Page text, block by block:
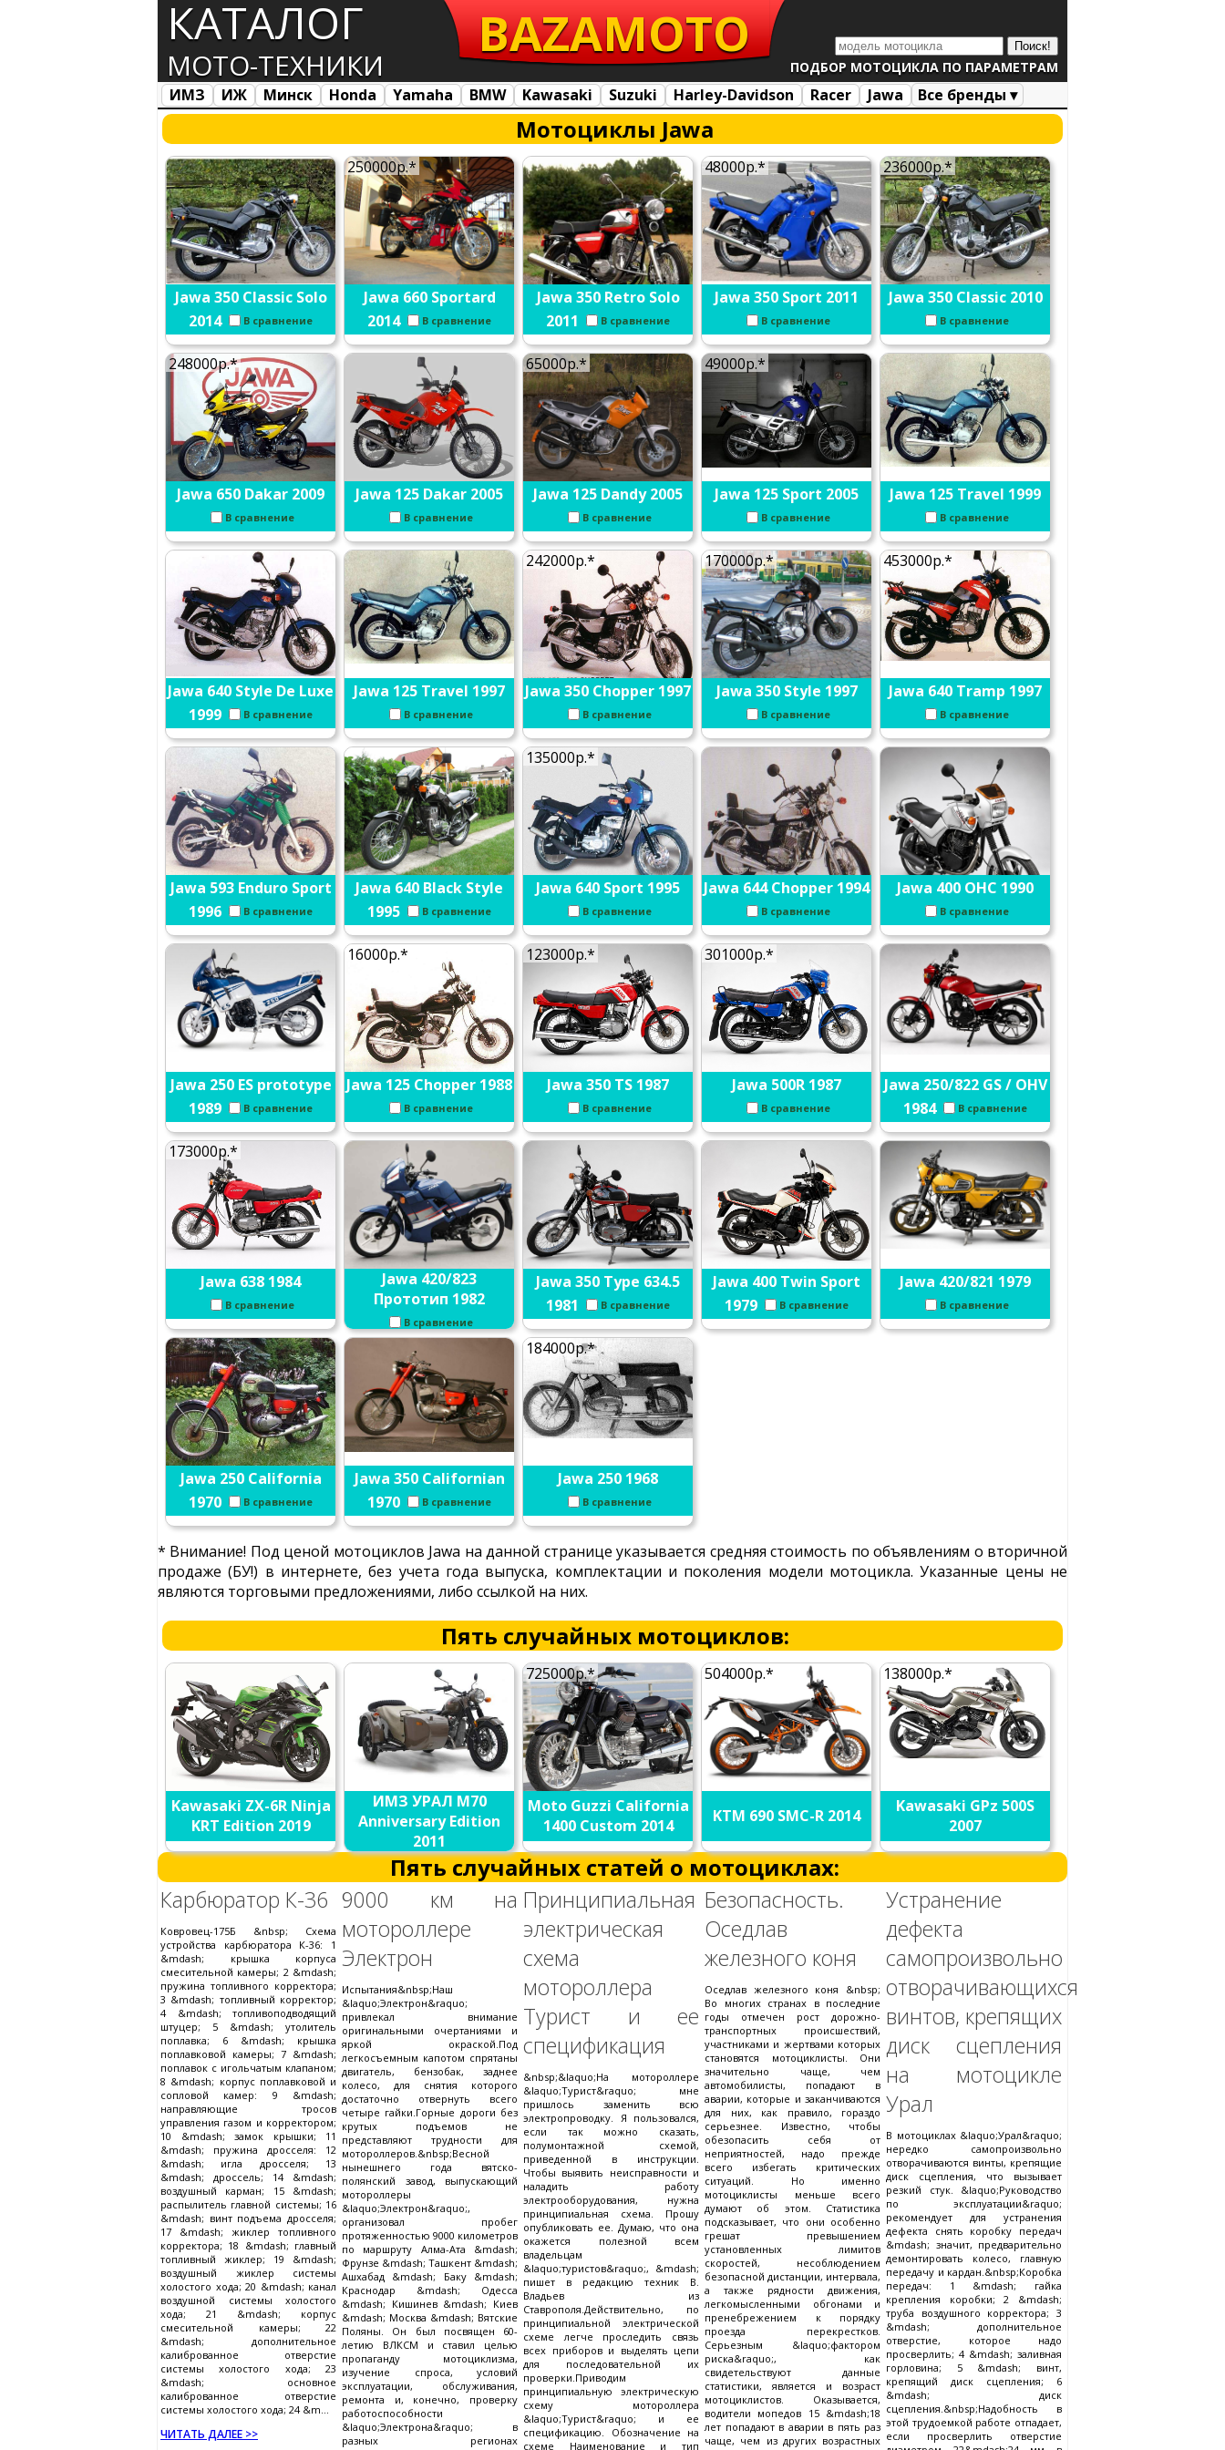
КАТАЛОГ
МОТО-ТЕХНИКИ ПОДБОР МОТОЦИКЛА ПО ПАРАМЕТРАМ
BAZAMOTO
ИМЗ ИЖ Минск Honda Yamaha BMW Kawasaki Suzuki Harley-Davidson Racer Jawa
Все бренды ▾
Все марки
Загрузка... Мотоциклы Jawa
Jawa 350 Classic Solo
2014
В сравнение
250000р.*
Jawa 660 Sportard
2014
В сравнение
Jawa 350 Retro Solo
2011
В сравнение
48000р.*
Jawa 350 Sport 2011
В сравнение
236000р.*
Jawa 350 Classic 2010
В сравнение
248000р.*
Jawa 650 Dakar 2009
В сравнение
Jawa 125 Dakar 2005
В сравнение
65000р.*
Jawa 125 Dandy 2005
В сравнение
49000р.*
Jawa 125 Sport 2005
В сравнение
Jawa 125 Travel 1999
В сравнение
Jawa 640 Style De Luxe
1999
В сравнение
Jawa 125 Travel 1997
В сравнение
242000р.*
Jawa 350 Chopper 1997
В сравнение
170000р.*
Jawa 350 Style 1997
В сравнение
453000р.*
Jawa 640 Tramp 1997
В сравнение
Jawa 593 Enduro Sport
1996
В сравнение
Jawa 640 Black Style
1995
В сравнение
135000р.*
Jawa 640 Sport 1995
В сравнение
Jawa 644 Chopper 1994
В сравнение
Jawa 400 OHC 1990
В сравнение
Jawa 250 ES prototype
1989
В сравнение
16000р.*
Jawa 125 Chopper 1988
В сравнение
123000р.*
Jawa 350 TS 1987
В сравнение
301000р.*
Jawa 500R 1987
В сравнение
Jawa 250/822 GS / OHV
1984
В сравнение
173000р.*
Jawa 638 1984
В сравнение
Jawa 420/823
Прототип 1982
В сравнение
Jawa 350 Type 634.5
1981
В сравнение
Jawa 400 Twin Sport
1979
В сравнение
Jawa 420/821 1979
В сравнение
Jawa 250 California
1970
В сравнение
Jawa 350 Californian
1970
В сравнение
184000р.*
Jawa 250 1968
В сравнение
* Внимание! Под ценой мотоциклов Jawa на данной странице указывается средняя стоимость по объявлениям о вторичной
продаже (БУ!) в интернете, без учета года выпуска, комплектации и поколения модели мотоцикла. Указанные цены не
являются торговыми предложениями, либо ссылкой на них.
Пять случайных мотоциклов:
Kawasaki ZX-6R Ninja
KRT Edition 2019
ИМЗ УРАЛ M70
Anniversary Edition
2011
725000р.*
Moto Guzzi California
1400 Custom 2014
504000р.*
KTM 690 SMC-R 2014
138000р.*
Kawasaki GPz 500S
2007
Пять случайных статей о мотоциклах:
Карбюратор К-36
Ковровец-175Б &nbsp; Схема
устройства карбюратора К-36: 1
&mdash; крышка корпуса
смесительной камеры; 2 &mdash;
пружина топливного корректора;
3 &mdash; топливный корректор;
4 &mdash; топливоподводящий
штуцер; 5 &mdash; утолитель
поплавка; 6 &mdash; крышка
поплавковой камеры; 7 &mdash;
поплавок с игольчатым клапаном;
8 &mdash; корпус поплавковой и
сопловой камер: 9 &mdash;
направляющие тросов
управления газом и корректором;
10 &mdash; замок крышки; 11
&mdash; пружина дросселя: 12
&mdash; игла дросселя; 13
&mdash; дроссель; 14 &mdash;
воздушный карман; 15 &mdash;
распылитель главной системы; 16
&mdash; винт подъема дросселя;
17 &mdash; жиклер топливного
корректора; 18 &mdash; главный
топливный жиклер; 19 &mdash;
воздушный жиклер системы
холостого хода; 20 &mdash; канал
воздушной системы холостого
хода; 21 &mdash; корпус
смесительной камеры; 22
&mdash; дополнительное
калиброванное отверстие
системы холостого хода; 23
&mdash; основное
калиброванное отверстие
системы холостого хода; 24 &m...
ЧИТАТЬ ДАЛЕЕ >>
9000 км на
мотороллере
Электрон
Испытания&nbsp;Наш
&laquo;Электрон&raquo;
привлекал внимание
оригинальными очертаниями и
яркой окраской.Под
легкосъемным капотом спрятаны
двигатель, бензобак, заднее
колесо, для снятия которого
достаточно отвернуть всего
четыре гайки.Горные дороги без
крутых подъемов не
представляют трудности для
мотороллеров.&nbsp;Весной
нынешнего года вятско-
полянский завод, выпускающий
мотороллеры
&laquo;Электрон&raquo;,
организовал пробег
протяженностью 9000 километров
по маршруту Алма-Ата &mdash;
Фрунзе &mdash; Ташкент &mdash;
Ашхабад &mdash; Баку &mdash;
Краснодар &mdash; Одесса
&mdash; Кишинев &mdash; Киев
&mdash; Москва &mdash; Вятские
Поляны. Он был посвящен 60-
летию ВЛКСМ и ставил целью
пропаганду мотоциклизма,
изучение спроса, условий
эксплуатации, обслуживания,
ремонта и, конечно, проверку
работоспособности
&laquo;Электрона&raquo; в
разных регионах
Принципиальная
электрическая
схема
мотороллера
Турист и ее
спецификация
&nbsp;&laquo;На мотороллере
&laquo;Турист&raquo; мне
пришлось заменить всю
электропроводку. Я пользовался,
если так можно сказать,
полумонтажной схемой,
приведенной в инструкции.
Чтобы выявить неисправности и
наладить работу
электрооборудования, нужна
принципиальная схема. Прошу
опубликовать ее. Думаю, что она
окажется полезной всем
владельцам
&laquo;туристов&raquo;, &mdash;
пишет в редакцию техник В.
Владьев из
Ставрополя.Действительно, по
принципиальной электрической
схеме легче проследить связь
всех приборов и выделять цепи
для последовательной их
проверки.Приводим
принципиальную электрическую
схему мотороллера
&laquo;Турист&raquo; и ее
спецификацию. Обозначение на
схеме Наименование и тип
Безопасность.
Оседлав
железного коня
Оседлав железного коня &nbsp;
Во многих странах в последние
годы отмечен рост дорожно-
транспортных происшествий,
участниками и жертвами которых
становятся мотоциклисты. Они
значительно чаще, чем
автомобилисты, попадают в
аварии, которые и заканчиваются
для них, как правило, гораздо
серьезнее. Известно, чтобы
обезопасить себя от
неприятностей, надо прежде
всего избегать критических
ситуаций. Но именно
мотоциклисты меньше всего
думают об этом. Статистика
подсказывает, что они особенно
грешат превышением
установленных лимитов
скоростей, несоблюдением
безопасной дистанции, интервала,
а также рядности движения,
легкомысленными обгонами и
пренебрежением к порядку
проезда перекрестков.
Серьезным &laquo;фактором
риска&raquo;, как
свидетельствуют данные
статистики, является и возраст
мотоциклистов. Оказывается,
водители мопедов 15 &mdash;18
лет попадают в аварии в пять раз
чаще, чем из других возрастных
Устранение
дефекта
самопроизвольно
отворачивающихся
винтов, крепящих
диск сцепления
на мотоцикле
Урал
В мотоциклах &laquo;Урал&raquo;
нередко самопроизвольно
отворачиваются винты, крепящие
диск сцепления, что вызывает
резкий стук. &laquo;Руководство
по эксплуатации&raquo;
рекомендует для устранения
дефекта снять коробку передач
&mdash; значит, предварительно
демонтировать колесо, главную
передачу и кардан.&nbsp;Коробка
передач: 1 &mdash; гайка
крепления коробки; 2 &mdash;
труба воздушного корректора; 3
&mdash; дополнительное
отверстие, которое надо
просверлить; 4 &mdash; заливная
горловина; 5 &mdash; винт,
крепящий диск сцепления; 6
&mdash; диск
сцепления.&nbsp;Надобность в
этой трудоемкой работе отпадает,
если просверлить отверстие